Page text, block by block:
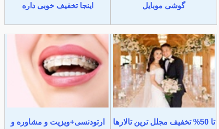
گوشی موبایل
اینجا تخفیف خوبی داره
تا 50% تخفیف مجلل ترین تالارها
ارتودنسی+ویزیت و مشاوره و